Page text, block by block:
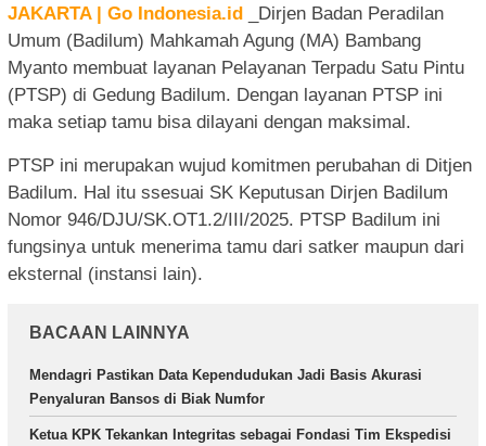
JAKARTA | Go Indonesia.id
_Dirjen Badan Peradilan
Umum (Badilum) Mahkamah Agung (MA) Bambang
Myanto membuat layanan Pelayanan Terpadu Satu Pintu
(PTSP) di Gedung Badilum. Dengan layanan PTSP ini
maka setiap tamu bisa dilayani dengan maksimal.
PTSP ini merupakan wujud komitmen perubahan di Ditjen
Badilum. Hal itu ssesuai SK Keputusan Dirjen Badilum
Nomor 946/DJU/SK.OT1.2/III/2025. PTSP Badilum ini
fungsinya untuk menerima tamu dari satker maupun dari
eksternal (instansi lain).
BACAAN LAINNYA
Mendagri Pastikan Data Kependudukan Jadi Basis Akurasi
Penyaluran Bansos di Biak Numfor
Ketua KPK Tekankan Integritas sebagai Fondasi Tim Ekspedisi